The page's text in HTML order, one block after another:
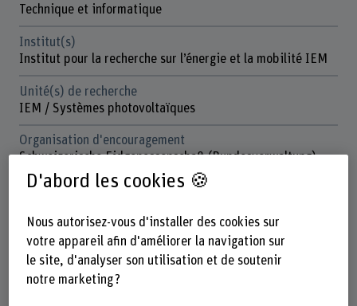
Technique et informatique
Institut(s)
Institut pour la recherche sur l’énergie et la mobilité IEM
Unité(s) de recherche
IEM / Systèmes photovoltaïques
Organisation d'encouragement
Schweizerische Eidgenossenschaft (Bundesverwaltung)
Durée (prévue)
Direction du projet
David Joss
Équipe du projet
D'abord les cookies 🍪
Nous autorisez-vous d'installer des cookies sur
votre appareil afin d'améliorer la navigation sur
le site, d'analyser son utilisation et de soutenir
notre marketing ?